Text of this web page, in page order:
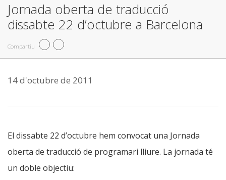
Jornada oberta de traducció
dissabte 22 d’octubre a Barcelona
Compartiu
14 d'octubre de 2011
El dissabte 22 d’octubre hem convocat una Jornada
oberta de traducció de programari lliure. La jornada té
un doble objectiu: